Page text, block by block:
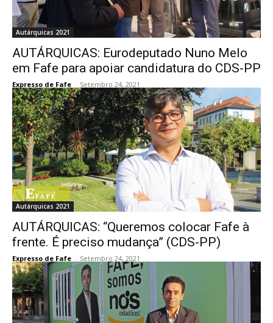
Autárquicas 2021
AUTÁRQUICAS: Eurodeputado Nuno Melo
em Fafe para apoiar candidatura do CDS-PP
Expresso de Fafe - Setembro 24, 2021
Autárquicas 2021
AUTÁRQUICAS: “Queremos colocar Fafe à
frente. É preciso mudança” (CDS-PP)
Expresso de Fafe - Setembro 24, 2021